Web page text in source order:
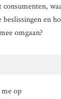
consumenten,
beslissingen en
omgaan?
op